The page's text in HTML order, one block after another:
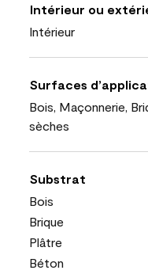
Intérieur ou
Intérieur
Surfaces
Bois, Maçonnerie,
sèches
Substrat
Bois
Brique
Plâtre
Béton